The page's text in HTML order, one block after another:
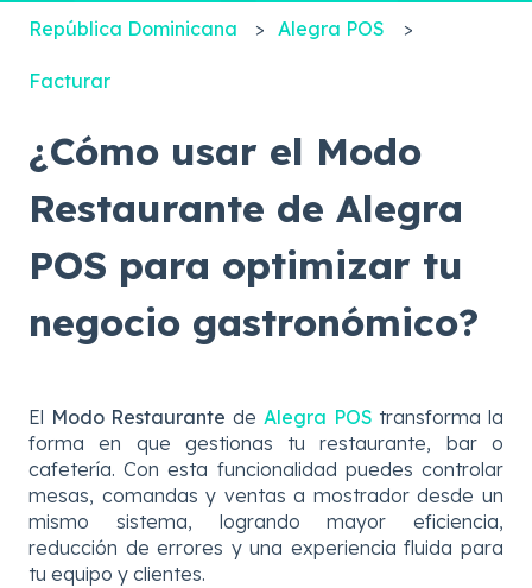
República Dominicana Alegra POS
Facturar
¿Cómo usar el Modo
Restaurante de Alegra
POS para optimizar tu
negocio gastronómico?
El Modo Restaurantede Alegra POS transforma la
forma en que gestionas tu restaurante, bar o
cafetería. Con esta funcionalidad puedes controlar
mesas, comandas y ventas a mostrador desde un
mismo sistema, logrando mayor eficiencia,
reducción de errores y una experiencia fluida para
tu equipo y clientes.